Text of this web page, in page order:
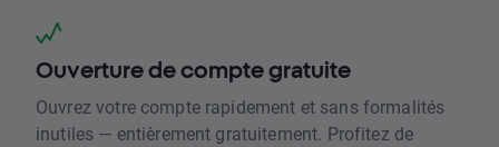
Ouverture de compte gratuite
Ouvrez votre compte rapidement et sans formalités
inutiles — entièrement gratuitement. Profitez de